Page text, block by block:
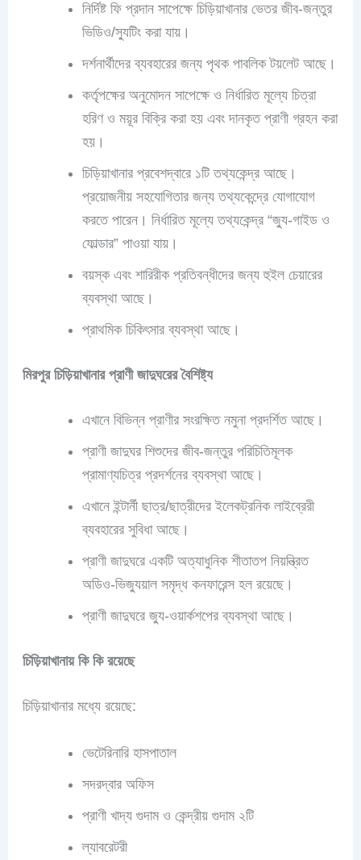
নির্দিষ্ট ফি প্রদান সাপেক্ষে চিড়িয়াখানার ভেতর জীব-জন্তুর
ভিডিও/স্যুটিং করা যায়।
দর্শনার্থীদের ব্যবহারের জন্য পৃথক পাবলিক টয়লেট আছে।
কর্তৃপক্ষের অনুমোদন সাপেক্ষে ও নির্ধারিত মূল্যে চিত্রা
হরিণ ও ময়ূর বিক্রি করা হয় এবং দানকৃত প্রাণী গ্রহন করা
হয়।
চিড়িয়াখানার প্রবেশদ্বারে ১টি তথ্যকেন্দ্র আছে।
প্রয়োজনীয় সহযোগিতার জন্য তথ্যকেন্দ্রে যোগাযোগ
করতে পারেন। নির্ধারিত মূল্যে তথ্যকেন্দ্র “জ্যু-গাইড ও
ফোল্ডার” পাওয়া যায়।
বয়স্ক এবং শারিরীক প্রতিবন্ধীদের জন্য হুইল চেয়ারের
ব্যবস্থা আছে।
প্রাথমিক চিকিৎসার ব্যবস্থা আছে।
মিরপুর চিড়িয়াখানার প্রাণী জাদুঘরের বৈশিষ্ট্য
এখানে বিভিন্ন প্রাণীর সংরক্ষিত নমুনা প্রদর্শিত আছে।
প্রাণী জাদুঘর শিশুদের জীব-জন্তুর পরিচিতিমূলক
প্রামাণ্যচিত্র প্রদর্শনের ব্যবস্থা আছে।
এখানে ইন্টার্নী ছাত্র/ছাত্রীদের ইলেকট্রনিক লাইব্রেরী
ব্যবহারের সুবিধা আছে।
প্রাণী জাদুঘরে একটি অত্যাধুনিক শীতাতপ নিয়ন্ত্রিত
অডিও-ভিজ্যুয়াল সমৃদ্ধ কনফারেন্স হল রয়েছে।
প্রাণী জাদুঘরে জ্যু-ওয়ার্কশপের ব্যবস্থা আছে।
চিড়িয়াখানায় কি কি রয়েছে
চিড়িয়াখানার মধ্যে রয়েছে:
ভেটেরিনারি হাসপাতাল
সদরদ্বার অফিস
প্রাণী খাদ্য গুদাম ও কেন্দ্রীয় গুদাম ২টি
ল্যাবরেটরী